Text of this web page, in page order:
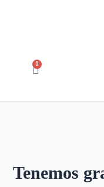
0Carrito
Tenemos